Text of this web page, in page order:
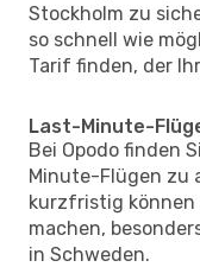
Stockholm zu
so schnell wie
Tarif finden, der
Last-Minute-
Bei Opodo finden
Minute-Flügen zu
kurzfristig können
machen,
in Schweden.